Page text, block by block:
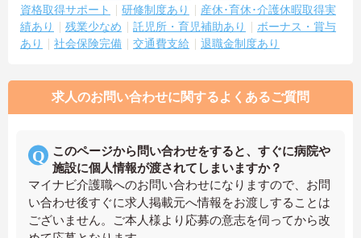
資格取得サポート
研修制度あり
産休･育休･介護休暇取得実
績あり
残業少なめ 託児所・育児補助あり
ボーナス・賞与
あり
社会保険完備 交通費支給 退職金制度あり
求人のお問い合わせに関するよくあるご質問
このページから問い合わせをすると、すぐに病院や
施設に個人情報が渡されてしまいますか？
マイナビ介護職へのお問い合わせになりますので、お問
い合わせ後すぐに求人掲載元へ情報をお渡しすることは
ございません。ご本人様より応募の意志を伺ってから改